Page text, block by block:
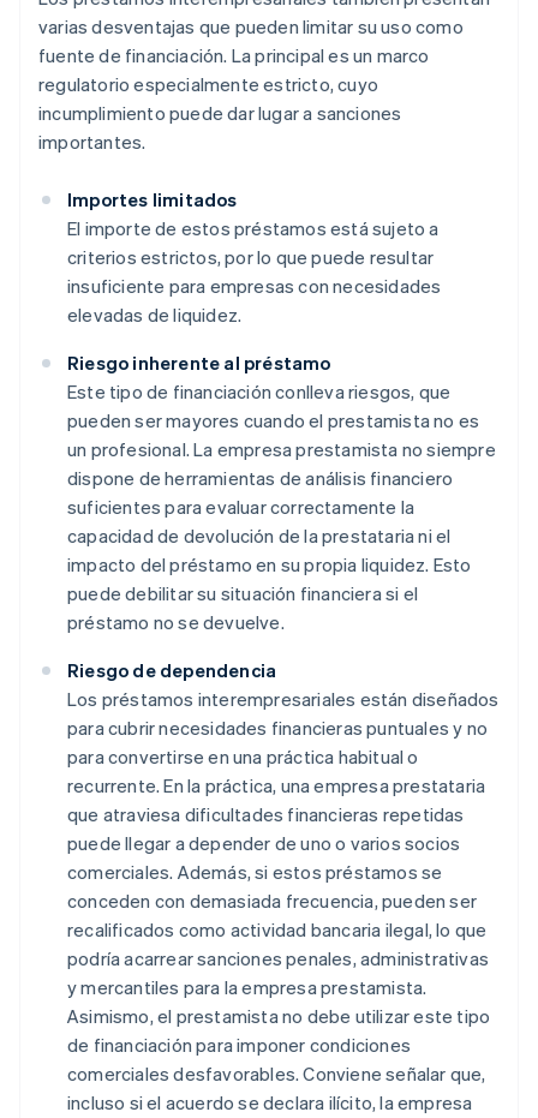
varias desventajas que pueden limitar su uso como
fuente de financiación. La principal es un marco
regulatorio especialmente estricto, cuyo
incumplimiento puede dar lugar a sanciones
importantes.
Importes limitados
El importe de estos préstamos está sujeto a
criterios estrictos, por lo que puede resultar
insuficiente para empresas con necesidades
elevadas de liquidez.
Riesgo inherente al préstamo
Este tipo de financiación conlleva riesgos, que
pueden ser mayores cuando el prestamista no es
un profesional. La empresa prestamista no siempre
dispone de herramientas de análisis financiero
suficientes para evaluar correctamente la
capacidad de devolución de la prestataria ni el
impacto del préstamo en su propia liquidez. Esto
puede debilitar su situación financiera si el
préstamo no se devuelve.
Riesgo de dependencia
Los préstamos interempresariales están diseñados
para cubrir necesidades financieras puntuales y no
para convertirse en una práctica habitual o
recurrente. En la práctica, una empresa prestataria
que atraviesa dificultades financieras repetidas
puede llegar a depender de uno o varios socios
comerciales. Además, si estos préstamos se
conceden con demasiada frecuencia, pueden ser
recalificados como actividad bancaria ilegal, lo que
podría acarrear sanciones penales, administrativas
y mercantiles para la empresa prestamista.
Asimismo, el prestamista no debe utilizar este tipo
de financiación para imponer condiciones
comerciales desfavorables. Conviene señalar que,
incluso si el acuerdo se declara ilícito, la empresa